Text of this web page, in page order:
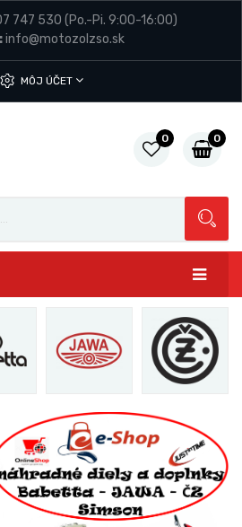
747 530 (Po.-Pi. 9:00-16:00)
info@motozolzso.sk
MÔJ ÚČET
0 0